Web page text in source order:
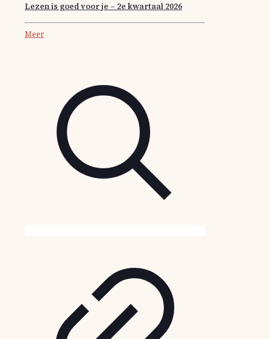
Lezen is goed voor je – 2e kwartaal 2026
Meer